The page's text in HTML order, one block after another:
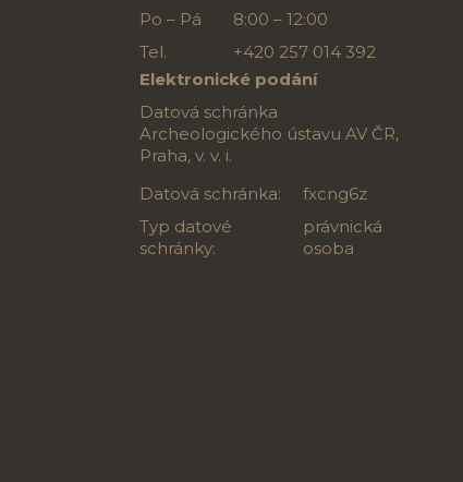
Po – Pá
8:00 – 12:00
Tel.
+420 257 014 392
Elektronické podání
Datová schránka
Archeologického ústavu AV ČR,
Praha, v. v. i.
Datová schránka:
fxcng6z
Typ datové
schránky:
právnická
osoba